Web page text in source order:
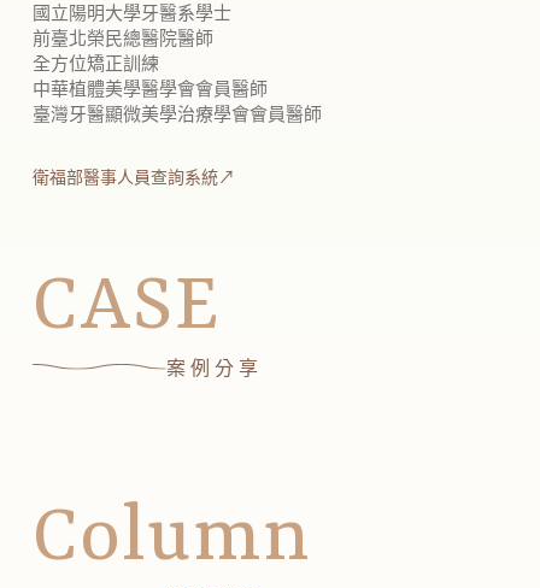
國立陽明大學牙醫系學士
前臺北榮民總醫院醫師
全方位矯正訓練
中華植體美學醫學會會員醫師
臺灣牙醫顯微美學治療學會會員醫師
衛福部醫事人員查詢系統↗
CASE
案例分享
Column